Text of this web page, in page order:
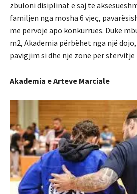
zbuloni disiplinat e saj të
familjen nga mosha 6 vjeç,
me përvojë apo konkurrues. Duke
m2, Akademia përbëhet nga një
pavigjim si dhe një zonë për stërvitje
Akademia e Arteve Marciale